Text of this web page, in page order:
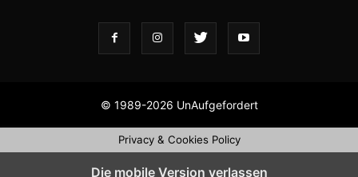
© 1989-2026 UnAufgefordert
Privacy & Cookies Policy
Die mobile Version verlassen